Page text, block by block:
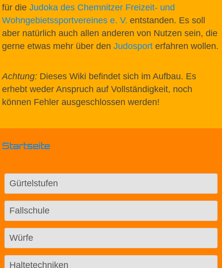
für die Judoka des Chemnitzer Freizeit- und
Wohngebietssportvereines e. V. entstanden. Es soll
aber natürlich auch allen anderen von Nutzen sein, die
gerne etwas mehr über den Judosport erfahren wollen.
Achtung: Dieses Wiki befindet sich im Aufbau. Es
erhebt weder Anspruch auf Vollständigkeit, noch
können Fehler ausgeschlossen werden!
Startseite
Gürtelstufen
Fallschule
Würfe
Haltetechniken